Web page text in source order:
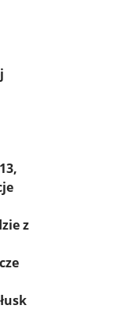
z